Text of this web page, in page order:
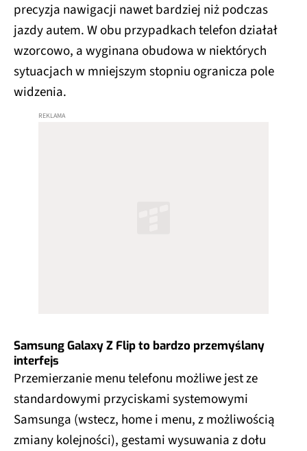
precyzja nawigacji nawet bardziej niż podczas
jazdy autem. W obu przypadkach telefon działał
wzorcowo, a wyginana obudowa w niektórych
sytuacjach w mniejszym stopniu ogranicza pole
widzenia.
Samsung Galaxy Z Flip to bardzo przemyślany
interfejs
Przemierzanie menu telefonu możliwe jest ze
standardowymi przyciskami systemowymi
Samsunga (wstecz, home i menu, z możliwością
zmiany kolejności), gestami wysuwania z dołu